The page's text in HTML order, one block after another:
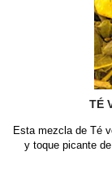
TÉ
Esta mezcla de Té
y toque picante
antiinflamatorias